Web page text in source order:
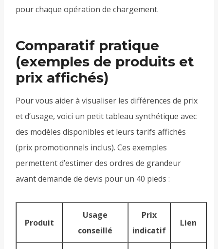
pour chaque opération de chargement.
Comparatif pratique
(exemples de produits et
prix affichés)
Pour vous aider à visualiser les différences de prix
et d’usage, voici un petit tableau synthétique avec
des modèles disponibles et leurs tarifs affichés
(prix promotionnels inclus). Ces exemples
permettent d’estimer des ordres de grandeur
avant demande de devis pour un 40 pieds :
Produit
Usage
conseillé
Prix
indicatif
Lien